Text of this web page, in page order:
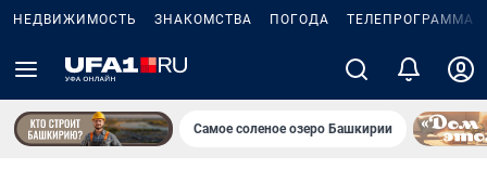
НЕДВИЖИМОСТЬ ЗНАКОМСТВА ПОГОДА ТЕЛЕПРОГРАММА
Самое соленое озеро Башкирии